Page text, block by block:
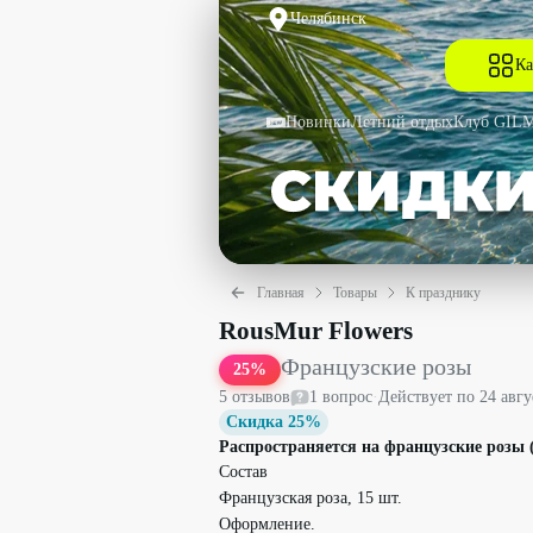
Челябинск
НовинкиЛетний отдыхКлуб
Главная Товары К празднику
Французские розы со скидкой 25% -
RousMur Flowers
25% Французские розы
5 отзывов 1 вопрос·Действует по 24
Скидка 25%
Распространяется на французские розы
Состав
Французская роза, 15 шт.
Оформление.